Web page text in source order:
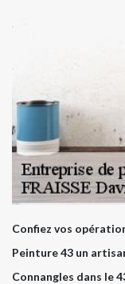
Confiez vos
Peinture 43 un
Connangles dans le